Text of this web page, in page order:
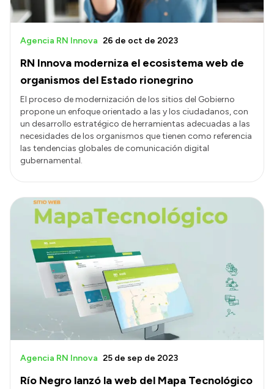
RN Innova moderniza el ecosistema web de
organismos del Estado rionegrino
Agencia RN Innova 26 de oct de 2023
El proceso de modernización de los sitios del Gobierno
propone un enfoque orientado a las y los ciudadanos, con
un desarrollo estratégico de herramientas adecuadas a las
necesidades de los organismos que tienen como referencia
las tendencias globales de comunicación digital
gubernamental.
Río Negro lanzó la web del Mapa Tecnológico
Agencia RN Innova 25 de sep de 2023